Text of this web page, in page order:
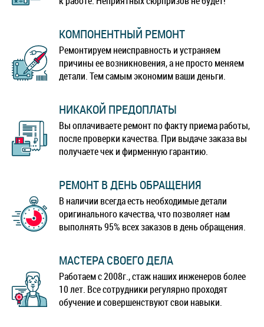
КОМПОНЕНТНЫЙ РЕМОНТ
Ремонтируем неисправность и устраняем
причины ее возникновения, а не просто меняем
детали. Тем самым экономим ваши деньги.
НИКАКОЙ ПРЕДОПЛАТЫ
Вы оплачиваете ремонт по факту приема работы,
после проверки качества. При выдаче заказа вы
получаете чек и фирменную гарантию.
РЕМОНТ В ДЕНЬ ОБРАЩЕНИЯ
В наличии всегда есть необходимые детали
оригинального качества, что позволяет нам
выполнять 95% всех заказов в день обращения.
МАСТЕРА СВОЕГО ДЕЛА
Работаем с 2008г., стаж наших инженеров более
10 лет. Все сотрудники регулярно проходят
обучение и совершенствуют свои навыки.